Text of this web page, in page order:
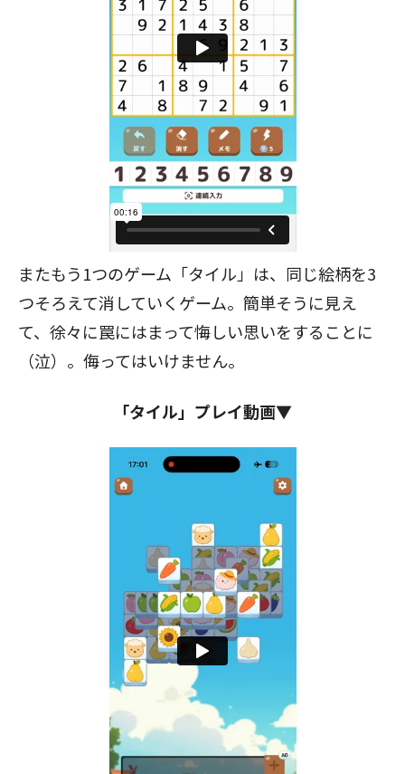
またもう1つのゲーム「タイル」は、同じ絵柄を3
つそろえて消していくゲーム。簡単そうに見え
て、徐々に罠にはまって悔しい思いをすることに
（泣）。侮ってはいけません。
「タイル」プレイ動画▼